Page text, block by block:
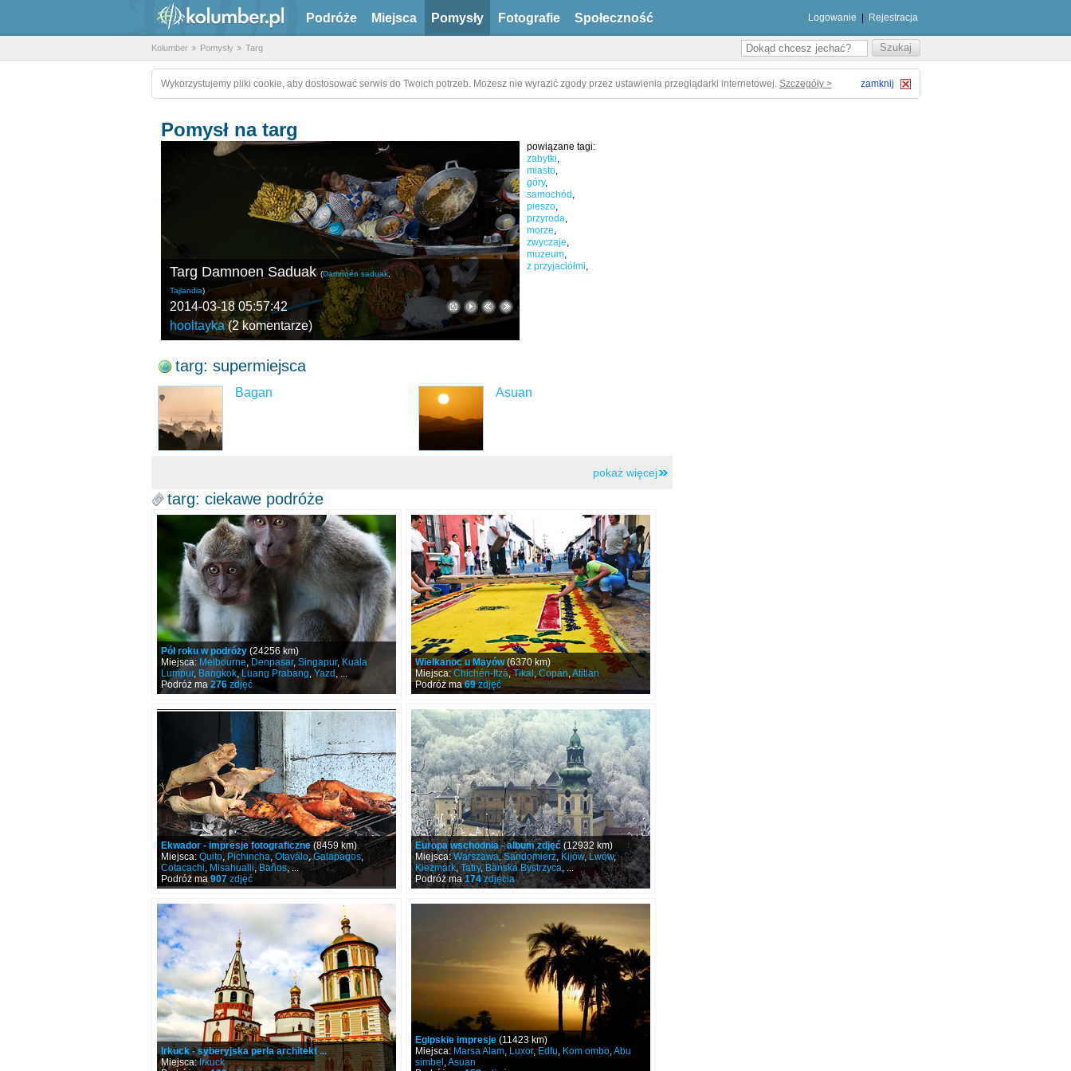
Podróże Miejsca Pomysły Fotografie Społeczność Logowanie Rejestracja
Kolumber Pomysły Targ
Wykorzystujemy pliki cookie, aby dostosować serwis do Twoich potrzeb. Możesz nie wyrazić zgody przez ustawienia przeglądarki internetowej. Szczegóły > zamknij
Pomysł na targ
powiązane tagi:
zabytki,
miasto,
góry,
samochód ,
pieszo,
przyroda,
morze,
zwyczaje,
muzeum,
z przyjaciółmi,
Targ Damnoen Saduak (Damnoen saduak,
Tajlandia)
2014-03-18 05:57:42
hooltayka(2 komentarze)
targ: supermiejsca
Bagan Asuan
pokaż więcej
targ: ciekawe podróże
Pół roku w podróży(24256 km)
Miejsca: Melbourne, Denpasar, Singapur, Kuala
Lumpur, Bangkok,Luang Prabang, Yazd , ...
Podróż ma276zdjęć
Wielkanoc u Mayów(6370 km)
Miejsca:Chichén-Itzá,Tikal , Copán,Atitlan
Podróż ma69zdjęć
Ekwador - impresje fotograficzne(8459 km)
Miejsca: Quito, Pichincha,Otavalo,Galapagos,
Cotacachi, Misahualli, Baños, ...
Podróż ma907zdjęć
Europa wschodnia - album zdjęć(12932 km)
Miejsca:Warszawa,Sandomierz, Kijów, Lwów,
Kieżmark,Tatry,Bańska Bystrzyca, ...
Podróż ma174zdjęcia
Irkuck - syberyjska perła architekt ...
Miejsca:Irkuck
Egipskie impresje(11423 km)
Miejsca: Marsa Alam, Luxor, Edfu, Kom ombo,Abu
simbel ,Asuan